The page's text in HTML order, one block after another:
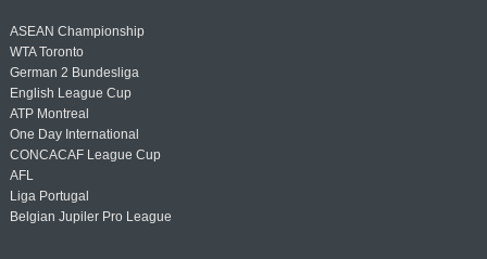
ASEAN Championship
WTA Toronto
German 2 Bundesliga
English League Cup
ATP Montreal
One Day International
CONCACAF League Cup
AFL
Liga Portugal
Belgian Jupiler Pro League